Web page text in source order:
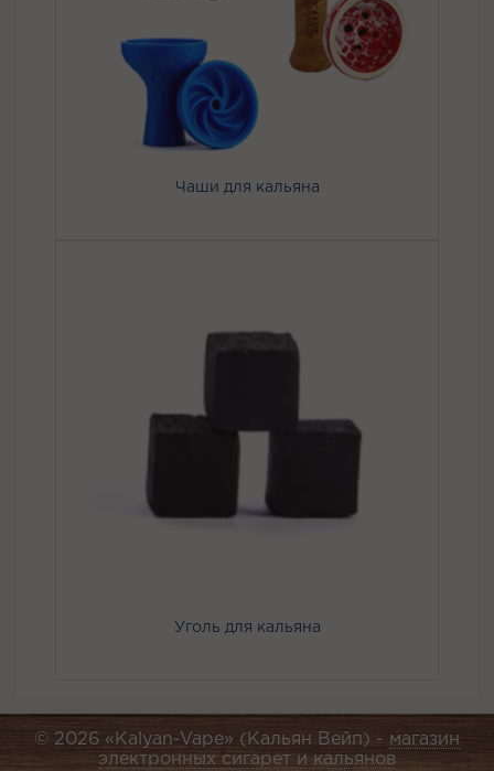
Чаши для кальяна
Уголь для кальяна
© 2026 «Kalyan-Vape» (Кальян Вейп) - магазин
электронных сигарет и кальянов